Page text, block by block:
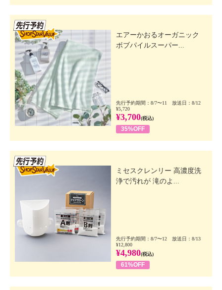
エアーかおるオーガニック
ボブパイルスーパー...
先行予約期間：8/7〜11 放送日：8/12
¥5,720
¥3,700(税込)
35%OFF
ミセスクレンリー 高濃度洗
浄で汚れが 滝のよ...
先行予約期間：8/7〜12 放送日：8/13
¥12,800
¥4,980(税込)
61%OFF